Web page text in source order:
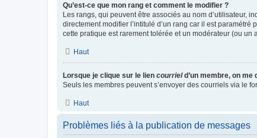
Qu’est-ce que mon rang et comment le modifier ?
Les rangs, qui peuvent être associés au nom d’utilisateur,
directement modifier l’intitulé d’un rang car il est
cette pratique est rarement tolérée et un modérateur (ou
Haut
Lorsque je clique sur le lien courrield’un membre, on me
Seuls les membres peuvent s’envoyer des courriels via le
Haut
Problèmes liés à la publication de messages